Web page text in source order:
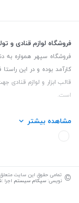
فروشگاه لوازم قنادی و
فروشگاه سپهر همواره به
کارآمد بوده و در این
قالب ابزار و لوازم قنادی
است.
این فروشگاه تمام تلاش
عرضه نماید.
مشاهده بیشتر
© تمامی حقوق این سایت
نویسی: سپکام سیستم اجرا :